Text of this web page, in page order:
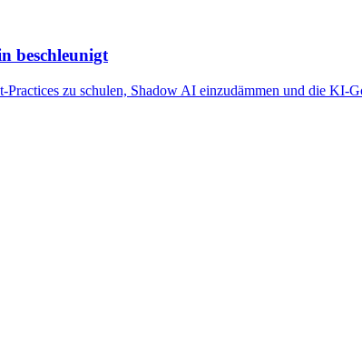
beschleunigt
zu schulen, Shadow AI einzudämmen und die KI-